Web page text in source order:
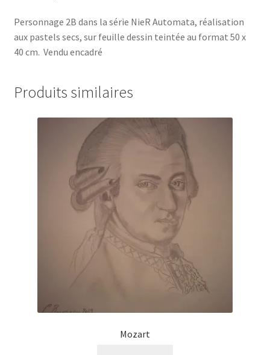
Personnage 2B dans la série NieR Automata, réalisation
aux pastels secs, sur feuille dessin teintée au format 50 x
40 cm. Vendu encadré
Produits similaires
Mozart